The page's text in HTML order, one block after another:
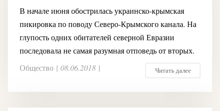
В начале июня обострилась украинско-крымская
пикировка по поводу Северо-Крымского канала. На
глупость одних обитателей северной Евразии
последовала не самая разумная отповедь от вторых.
Читать далее
Общество | 08.06.2018 |